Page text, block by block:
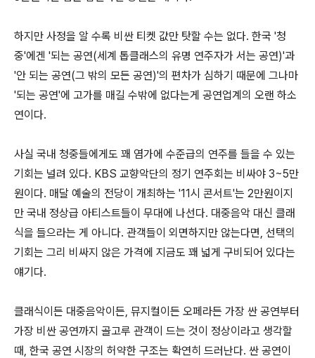
하지만 사정을 알 수록 비싼 티켓 값만 탓할 수는 없다. 한국 '청
중'에겐 '되는 공연(세계 톱클래스의 유명 연주자가 서는 공연)'과
'안 되는 공연(그 밖의 모든 공연)'의 편차가 심하기 때문에 그나마
'되는 공연'에 고가를 매길 수밖에 없다는게 공연업계의 오랜 하소
연이다.
사실 국내 청중들에게도 꽤 염가에 수준급의 연주를 들을 수 있는
기회는 널려 있다. KBS 교향악단의 정기 연주회는 비싸야 3~5만
원이다. 매달 예술의 전당이 개최하는 '11시 콘서트'는 2만원이지
만 국내 정상급 아티스트들이 무대에 나선다. 대중음악 대신 클래
식을 들으라는 게 아니다. 관객들이 외면하지만 않는다면, 선택의
기회는 그리 비싸지 않은 가격에 지금도 꽤 넓게 구비되어 있다는
얘기다.
클래식이든 대중음악이든, 뮤지컬이든 오페라든 가장 싼 공연부터
가장 비싼 공연까지 골고루 관객이 드는 것이 정상이라고 생각할
때, 한국 공연 시장의 허약한 구조는 확연히 드러난다. 싼 공연이